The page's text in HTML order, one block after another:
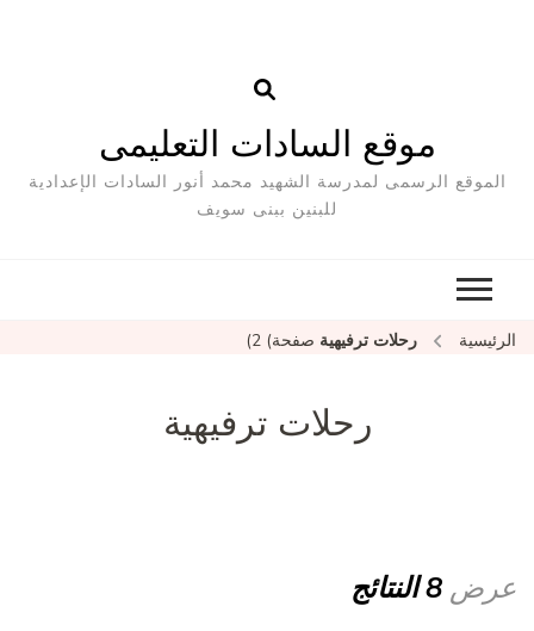
موقع السادات التعليمى
الموقع الرسمى لمدرسة الشهيد محمد أنور السادات الإعدادية
للبنين ببنى سويف
الرئيسية رحلات ترفيهية صفحة) 2)
رحلات ترفيهية
عرض 8 النتائج